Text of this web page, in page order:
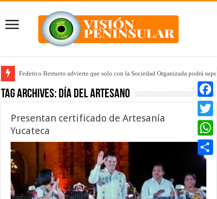
Federico Berrueto advierte que solo con la Sociedad Organizada podrá
Tag Archives: Día del Artesano
Presentan certificado de Artesanía
Yucateca
Twitter